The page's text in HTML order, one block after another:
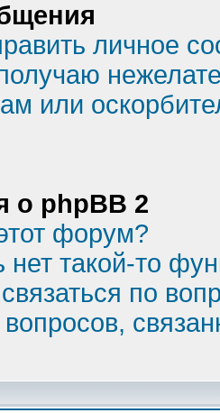
личное
или
о phpBB 2
форум?
нет такой-то
по